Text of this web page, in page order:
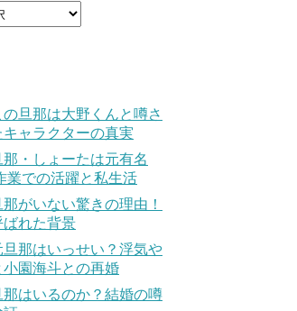
旦那は大野くんと噂さ
ャラクターの真実
・しょーたは元有名
業での活躍と私生活
がいない驚きの理由！
れた背景
那はいっせい？浮気や
園海斗との再婚
那はいるのか？結婚の噂